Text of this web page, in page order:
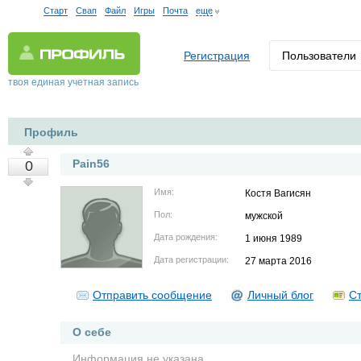
Старт Свап Файл Игры Почта еще
твоя единая учетная запись
Регистрация Пользователи
Профиль
0 Pain56
Имя: Костя Вагисян
Пол: мужской
Дата рождения: 1 июня 1989
Дата регистрации: 27 марта 2016
Отправить сообщение Личный блог
О себе